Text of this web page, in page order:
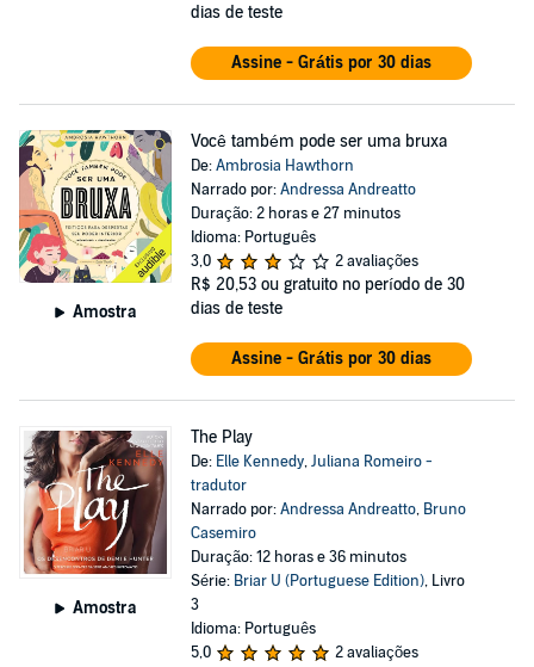
dias de teste
Assine - Grátis por 30 dias
Amostra
Você também pode ser uma bruxa
De:Ambrosia Hawthorn
Narrado por:Andressa Andreatto
Duração: 2 horas e 27 minutos
Idioma: Português
3,0
2 avaliações
R$ 20,53 ou gratuito no período de 30
dias de teste
Assine - Grátis por 30 dias
Amostra
The Play
De: Elle Kennedy,Juliana Romeiro -
tradutor
Narrado por:Andressa Andreatto, Bruno
Casemiro
Duração: 12 horas e 36 minutos
Série: Briar U (Portuguese Edition), Livro
3
Idioma: Português
5,0
2 avaliações